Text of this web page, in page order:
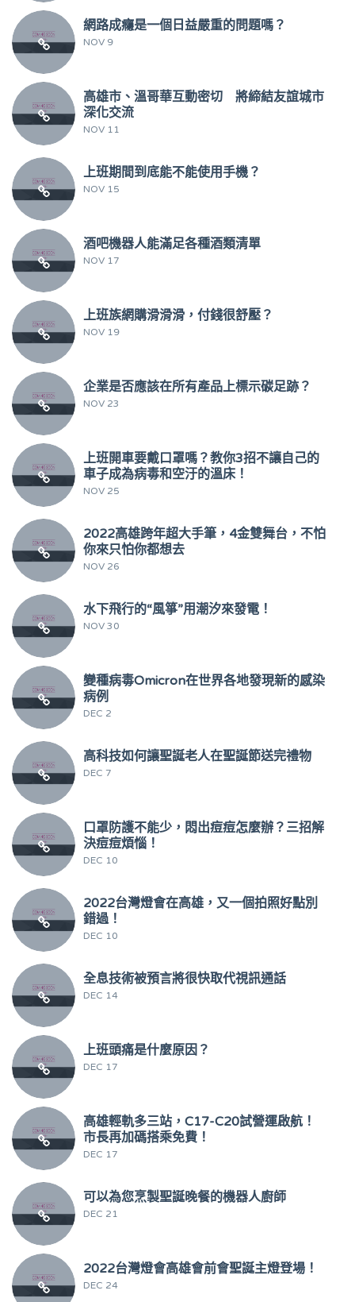
網路成癮是一個日益嚴重的問題嗎？
NOV 9
高雄市、溫哥華互動密切 將締結友誼城市
深化交流
NOV 11
上班期間到底能不能使用手機？
NOV 15
酒吧機器人能滿足各種酒類清單
NOV 17
上班族網購滑滑滑，付錢很舒壓？
NOV 19
企業是否應該在所有產品上標示碳足跡？
NOV 23
上班開車要戴口罩嗎？教你3招不讓自己的
車子成為病毒和空汙的溫床！
NOV 25
2022高雄跨年超大手筆，4金雙舞台，不怕
你來只怕你都想去
NOV 26
水下飛行的“風箏”用潮汐來發電！
NOV 30
變種病毒Omicron在世界各地發現新的感染
病例
DEC 2
高科技如何讓聖誕老人在聖誕節送完禮物
DEC 7
口罩防護不能少，悶出痘痘怎麼辦？三招解
決痘痘煩惱！
DEC 10
2022台灣燈會在高雄，又一個拍照好點別
錯過！
DEC 10
全息技術被預言將很快取代視訊通話
DEC 14
上班頭痛是什麼原因？
DEC 17
高雄輕軌多三站，C17-C20試營運啟航！
市長再加碼搭乘免費！
DEC 17
可以為您烹製聖誕晚餐的機器人廚師
DEC 21
2022台灣燈會高雄會前會聖誕主燈登場！
DEC 24